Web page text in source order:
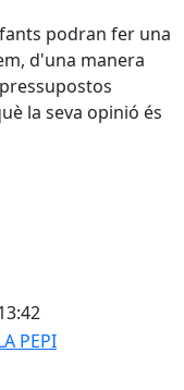
podran fer una
d'una manera
la seva opinió és